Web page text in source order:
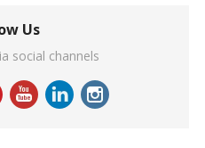
Us
social channels